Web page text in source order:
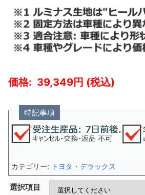
39,349
特記事項
選択項目
カテゴリー: トヨタ・デラックス